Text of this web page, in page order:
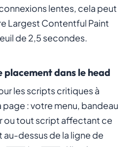
lentes, cela peut
Largest Contentful Paint
de 2,5 secondes.
placement dans le head
les scripts critiques à
: votre menu, bandeau
ou tout script affectant ce
au-dessus de la ligne de